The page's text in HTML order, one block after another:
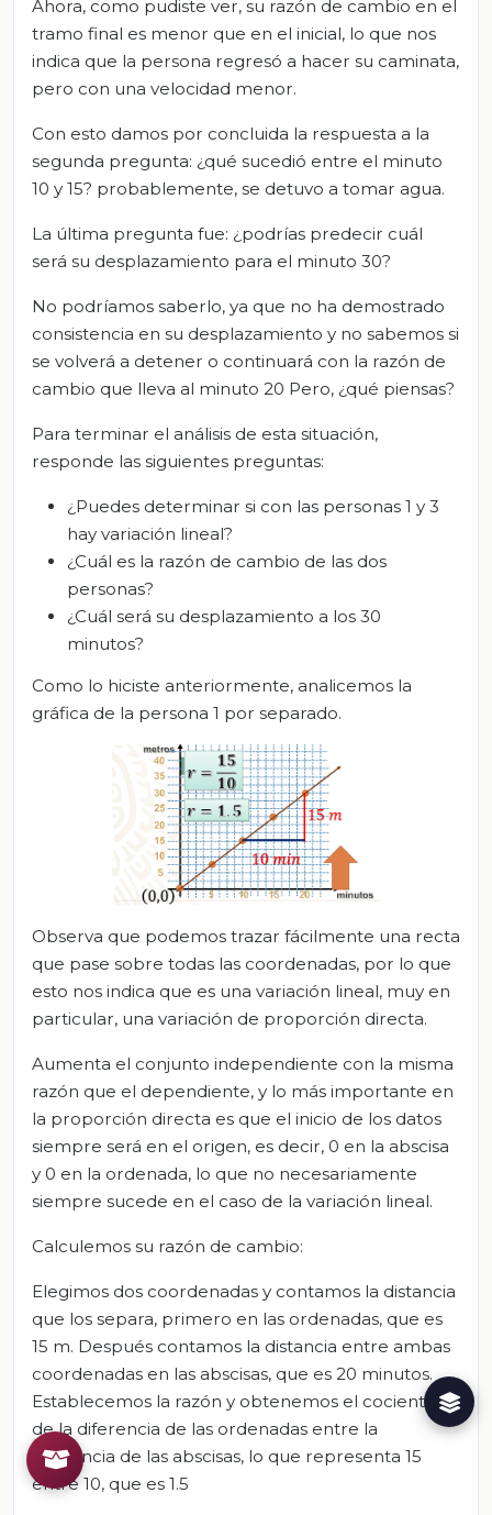
Ahora, como pudiste ver, su razón de cambio en el
tramo final es menor que en el inicial, lo que nos
indica que la persona regresó a hacer su caminata,
pero con una velocidad menor.
Con esto damos por concluida la respuesta a la
segunda pregunta: ¿qué sucedió entre el minuto
10 y 15? probablemente, se detuvo a tomar agua.
La última pregunta fue: ¿podrías predecir cuál
será su desplazamiento para el minuto 30?
No podríamos saberlo, ya que no ha demostrado
consistencia en su desplazamiento y no sabemos si
se volverá a detener o continuará con la razón de
cambio que lleva al minuto 20 Pero, ¿qué piensas?
Para terminar el análisis de esta situación,
responde las siguientes preguntas:
¿Puedes determinar si con las personas 1 y 3
hay variación lineal?
¿Cuál es la razón de cambio de las dos
personas?
¿Cuál será su desplazamiento a los 30
minutos?
Como lo hiciste anteriormente, analicemos la
gráfica de la persona 1 por separado.
Observa que podemos trazar fácilmente una recta
que pase sobre todas las coordenadas, por lo que
esto nos indica que es una variación lineal, muy en
particular, una variación de proporción directa.
Aumenta el conjunto independiente con la misma
razón que el dependiente, y lo más importante en
la proporción directa es que el inicio de los datos
siempre será en el origen, es decir, 0 en la abscisa
y 0 en la ordenada, lo que no necesariamente
siempre sucede en el caso de la variación lineal.
Calculemos su razón de cambio:
Elegimos dos coordenadas y contamos la distancia
que los separa, primero en las ordenadas, que es
15 m. Después contamos la distancia entre ambas
coordenadas en las abscisas, que es 20 minutos.
Establecemos la razón y obtenemos el cociente
de la diferencia de las ordenadas entre la
diferencia de las abscisas, lo que representa 15
entre 10, que es 1.5